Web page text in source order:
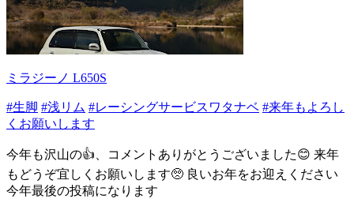
ミラジーノ L650S
#生脚 #浅リム #レーシングサービスワタナベ #来年もよろし
くお願いします
今年も沢山の👍、コメントありがとうございました😊 来年
もどうぞ宜しくお願いします🥺 良いお年をお迎えください
今年最後の投稿になります